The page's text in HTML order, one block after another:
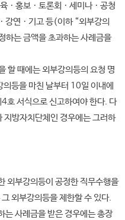
ㆍ홍보ㆍ토론회ㆍ세미나ㆍ공청
강연ㆍ기고 등(이하 “외부강의
하는 금액을 초과하는 사례금을
할 때에는 외부강의등의 요청 명
등을 마친 날부터 10일 이내에
호 서식으로 신고하여야 한다. 다
지방자치단체인 경우에는 그러하
외부강의등이 공정한 직무수행을
외부강의등을 제한할 수 있다.
는 사례금을 받은 경우에는 총장